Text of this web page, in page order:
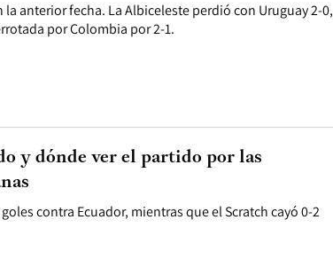
anterior fecha. La Albiceleste perdió con Uruguay 2-0,
por Colombia por 2-1.
contra Ecuador, mientras que el Scratch cayó 0-2
y dónde ver el partido por las